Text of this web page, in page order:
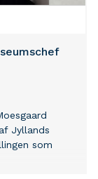
Jyllands
som